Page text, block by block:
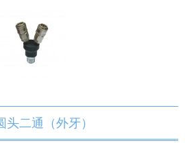
头二通（外牙）